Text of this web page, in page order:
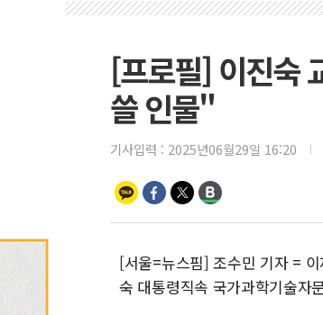
[프로필] 이진숙
쓸 인물"
기사입력 : 2025년06월29일 16:20
[서울=뉴스핌] 조수민 기자 =
숙 대통령직속 국가과학기술자